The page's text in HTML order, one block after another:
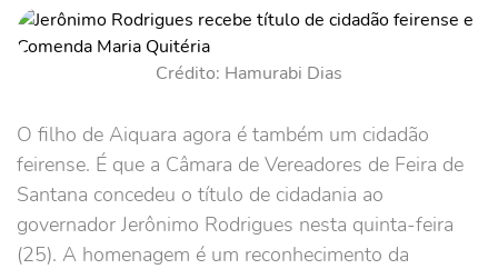
Crédito: Hamurabi Dias
O filho de Aiquara agora é também um cidadão
feirense. É que a Câmara de Vereadores de Feira de
Santana concedeu o título de cidadania ao
governador Jerônimo Rodrigues nesta quinta-feira
(25). A homenagem é um reconhecimento da